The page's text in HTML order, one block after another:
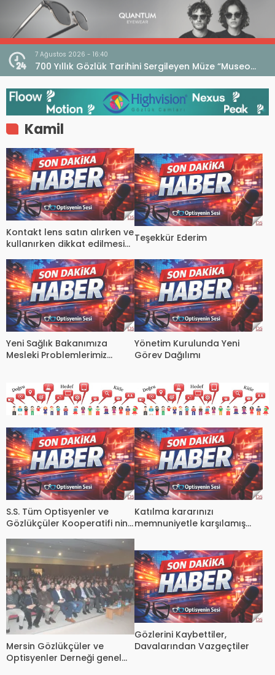
7 Ağustos 2026 - 16:40
700 Yıllık Gözlük Tarihini Sergileyen Müze “Museo
dell’Occhiale”
Kamil
Kontakt lens satın alırken ve
kullanırken dikkat edilmesi
Teşekkür Ederim
Yeni Sağlık Bakanımıza
Mesleki Problemlerimiz
Yönetim Kurulunda Yeni
Görev Dağılımı
S.S. Tüm Optisyenler ve
Gözlükçüler Kooperatifi nin
yapıldı
Katılma kararınızı
memnuniyetle karşılamış
Mersin Gözlükçüler ve
Optisyenler Derneği genel
Gözlerini Kaybettiler,
Davalarından Vazgeçtiler